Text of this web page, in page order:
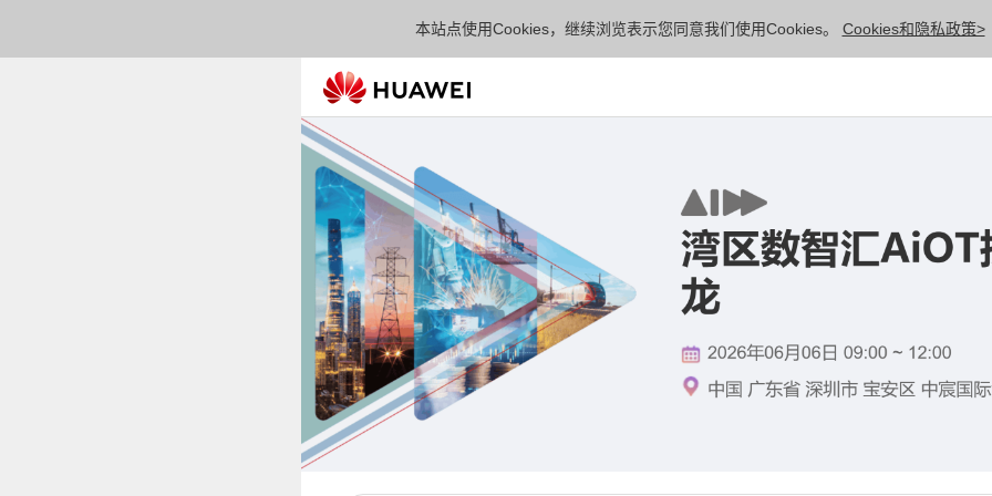
本站点使用Cookies，继续浏览表示您同意我们使用Cookies。 Cookies和隐私政策>